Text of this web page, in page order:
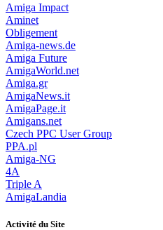
Amiga Impact
Aminet
Obligement
Amiga-news.de
Amiga Future
AmigaWorld.net
Amiga.gr
AmigaNews.it
AmigaPage.it
Amigans.net
Czech PPC User Group
PPA.pl
Amiga-NG
4A
Triple A
AmigaLandia
Activité du Site